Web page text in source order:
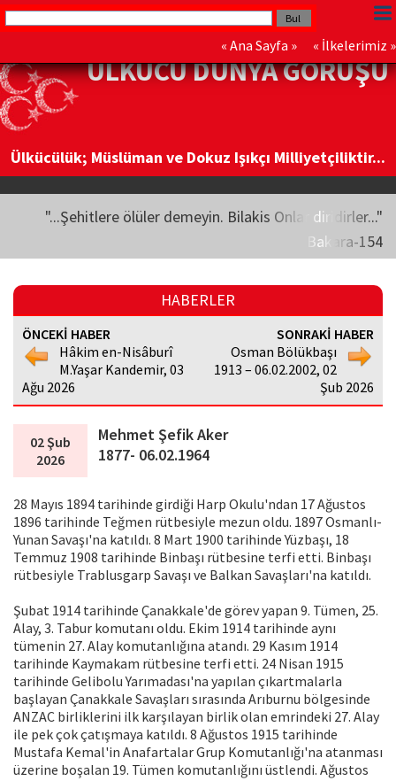
« Ana Sayfa » « İlkelerimiz »
ÜLKÜCÜ DÜNYA GÖRÜŞÜ
Ülkücülük; Müslüman ve Dokuz Işıkçı Milliyetçiliktir...
"...Şehitlere ölüler demeyin. Bilakis Onlar diridirler..."
Bakara-154
HABERLER
ÖNCEKİ HABER
Hâkim en-Nisâburî
M.Yaşar Kandemir, 03
Ağu 2026
SONRAKİ HABER
Osman Bölükbaşı
1913 – 06.02.2002, 02
Şub 2026
02 Şub
2026
Mehmet Şefik Aker
1877- 06.02.1964
28 Mayıs 1894 tarihinde girdiği Harp Okulu'ndan 17 Ağustos
1896 tarihinde Teğmen rütbesiyle mezun oldu. 1897 Osmanlı-
Yunan Savaşı'na katıldı. 8 Mart 1900 tarihinde Yüzbaşı, 18
Temmuz 1908 tarihinde Binbaşı rütbesine terfi etti. Binbaşı
rütbesiyle Trablusgarp Savaşı ve Balkan Savaşları'na katıldı.
Şubat 1914 tarihinde Çanakkale'de görev yapan 9. Tümen, 25.
Alay, 3. Tabur komutanı oldu. Ekim 1914 tarihinde aynı
tümenin 27. Alay komutanlığına atandı. 29 Kasım 1914
tarihinde Kaymakam rütbesine terfi etti. 24 Nisan 1915
tarihinde Gelibolu Yarımadası'na yapılan çıkartmalarla
başlayan Çanakkale Savaşları sırasında Arıburnu bölgesinde
ANZAC birliklerini ilk karşılayan birlik olan emrindeki 27. Alay
ile pek çok çatışmaya katıldı. 8 Ağustos 1915 tarihinde
Mustafa Kemal'in Anafartalar Grup Komutanlığı'na atanması
üzerine boşalan 19. Tümen komutanlığını üstlendi. Ağustos